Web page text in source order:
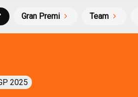
Gran Premi Team
2025